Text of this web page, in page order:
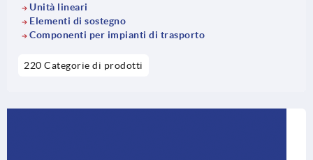
Unità lineari
Elementi di sostegno
Componenti per impianti di trasporto
220 Categorie di prodotti